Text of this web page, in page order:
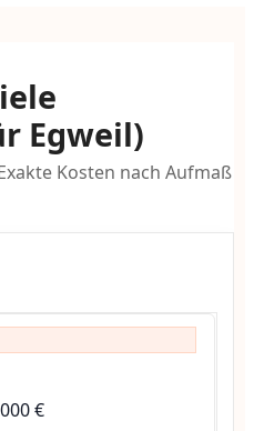
Egweil)
Kosten nach Aufmaß
€